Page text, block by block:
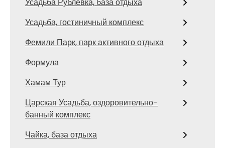
Усадьба, гостиничный комплекс
Фемили Парк, парк активного отдыха
Формула
Хамам Тур
Царская Усадьба, оздоровительно-
банный комплекс
Чайка, база отдыха